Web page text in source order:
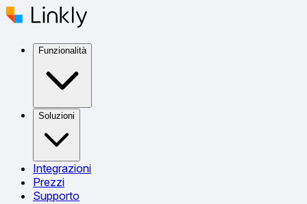
Funzionalità
Soluzioni
Integrazioni
Prezzi
Supporto